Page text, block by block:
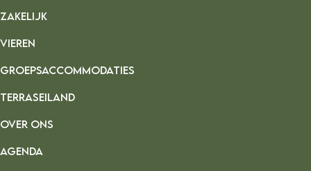
ZAKELIJK
VIEREN
GROEPSACCOMMODATIES
TERRASEILAND
OVER ONS
AGENDA